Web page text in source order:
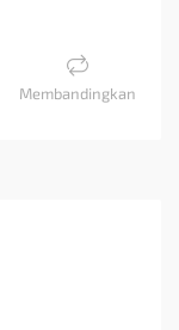
Membandingkan